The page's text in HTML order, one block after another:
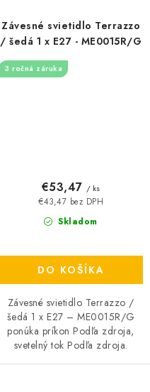
Závesné svietidlo Terrazzo
/ šedá 1 x E27 - ME0015R/G
3 ročná záruka
Skladom
€43,47 bez DPH
€53,47 / ks
DO KOŠÍKA
Závesné svietidlo Terrazzo /
šedá 1 x E27 – ME0015R/G
ponúka príkon Podľa zdroja,
svetelný tok Podľa zdroja.